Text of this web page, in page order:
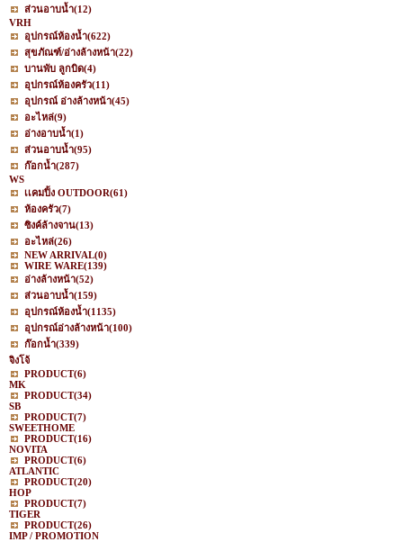
ส่วนอาบน้ำ(12)
VRH
อุปกรณ์ห้องน้ำ(622)
สุขภัณฑ์/อ่างล้างหน้า(22)
บานพับ ลูกบิด(4)
อุปกรณ์ห้องครัว(11)
อุปกรณ์ อ่างล้างหน้า(45)
อะไหล่(9)
อ่างอาบน้ำ(1)
ส่วนอาบน้ำ(95)
ก๊อกน้ำ(287)
WS
เเคมปิ้ง OUTDOOR(61)
ห้องครัว(7)
ซิงค์ล้างจาน(13)
อะไหล่(26)
NEW ARRIVAL(0)
WIRE WARE(139)
อ่างล้างหน้า(52)
ส่วนอาบน้ำ(159)
อุปกรณ์ห้องน้ำ(1135)
อุปกรณ์อ่างล้างหน้า(100)
ก๊อกน้ำ(339)
จิงโจ้
PRODUCT(6)
MK
PRODUCT(34)
SB
PRODUCT(7)
SWEETHOME
PRODUCT(16)
NOVITA
PRODUCT(6)
ATLANTIC
PRODUCT(20)
HOP
PRODUCT(7)
TIGER
PRODUCT(26)
IMP / PROMOTION